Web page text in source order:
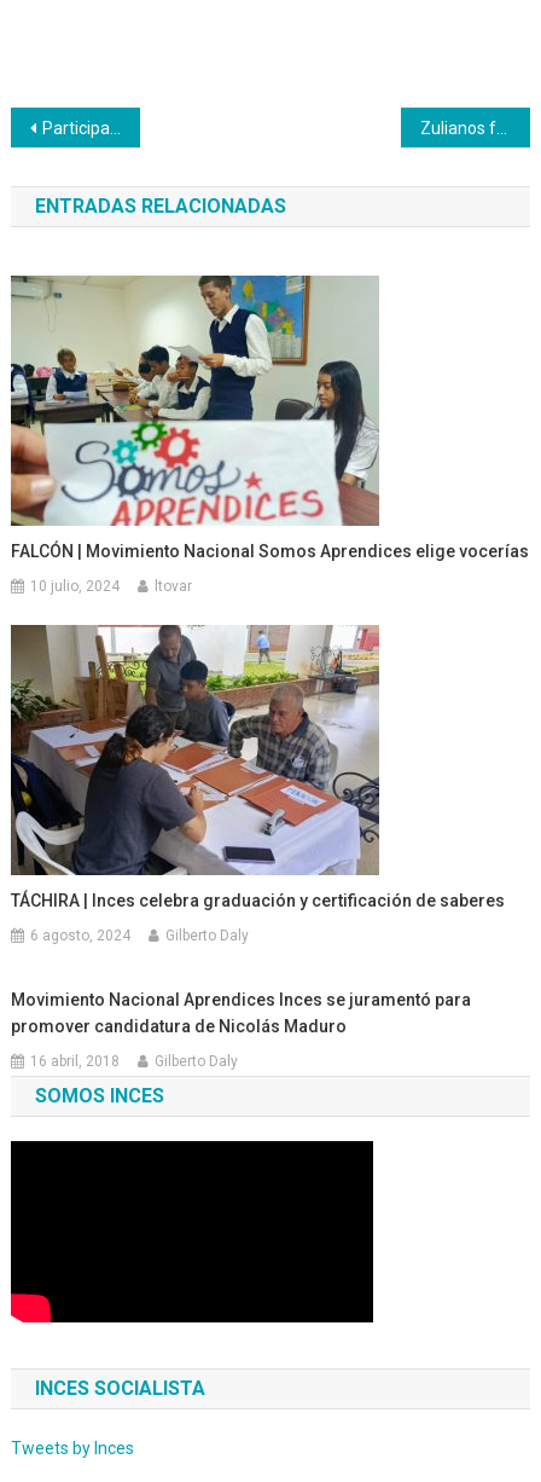
Navegación
de
entradas
Participantes del curso de Electrotecnia aprenden a reparar bombillos ahorradores Zulianos fabricarán herramientas agrícolas
ENTRADAS RELACIONADAS
FALCÓN | Movimiento Nacional Somos Aprendices elige vocerías
10 julio, 2024 ltovar
TÁCHIRA | Inces celebra graduación y certificación de saberes
6 agosto, 2024 Gilberto Daly
Movimiento Nacional Aprendices Inces se juramentó para
promover candidatura de Nicolás Maduro
16 abril, 2018 Gilberto Daly
SOMOS INCES
INCES SOCIALISTA
Tweets by Inces